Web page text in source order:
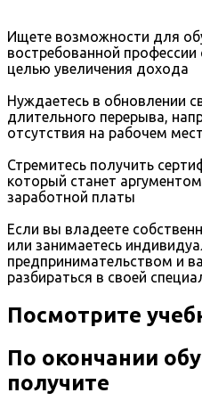
Ищете возможности для
востребованной профессии
целью увеличения дохода
Нуждаетесь в обновлении
длительного перерыва,
отсутствия на рабочем
Стремитесь получить
который станет
заработной платы
Если вы владеете
или занимаетесь
предпринимательством и
разбираться в своей
Посмотрите
По окончании
получите